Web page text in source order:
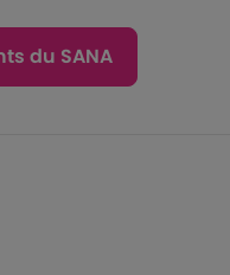
du SANA